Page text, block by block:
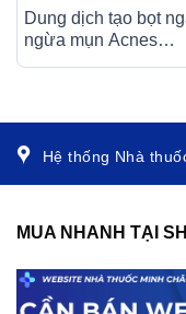
Dung dịch tạo bọt
ngừa mụn Acnes
Foaming Wash
Hệ thống Nhà
MUA NHANH TẠI